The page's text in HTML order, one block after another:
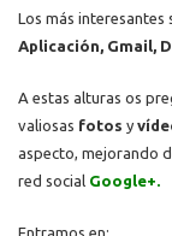
Los más interesantes
Aplicación, Gmail,
A estas alturas os
valiosas fotos y
aspecto, mejorando
red social Google+.
Entramos en: